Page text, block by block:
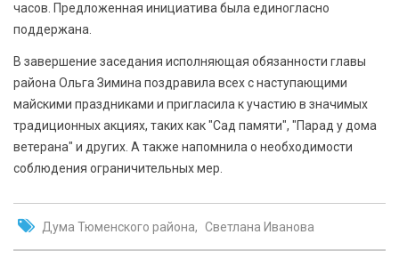
часов. Предложенная инициатива была единогласно
поддержана.
В завершение заседания исполняющая обязанности главы
района Ольга Зимина поздравила всех с наступающими
майскими праздниками и пригласила к участию в значимых
традиционных акциях, таких как "Сад памяти", "Парад у дома
ветерана" и других. А также напомнила о необходимости
соблюдения ограничительных мер.
Дума Тюменского района Светлана Иванова